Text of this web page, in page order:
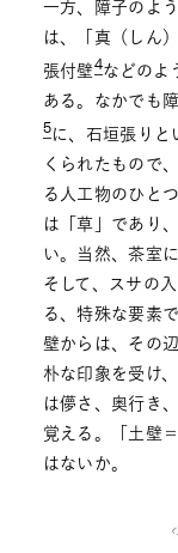
一方、障子のよ
は、「真（しん
張付壁4などのよ
ある。なかでも
5に、石垣張り
くられたもので
る人工物のひと
は「草」であり
い。当然、茶室
そして、スサの
る、特殊な要素
壁からは、その
朴な印象を受け
は儚さ、奥行き
覚える。「土壁
はないか。